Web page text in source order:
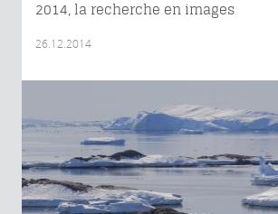
2014, la recherche en images
26.12.2014